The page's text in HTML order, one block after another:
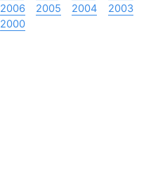
2006 2005 2004
2003
2000